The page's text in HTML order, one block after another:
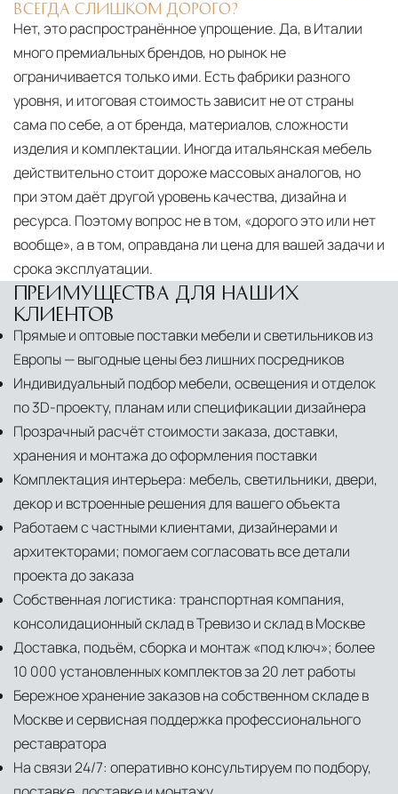
ВСЕГДА СЛИШКОМ ДОРОГО?
Нет, это распространённое упрощение. Да, в Италии
много премиальных брендов, но рынок не
ограничивается только ими. Есть фабрики разного
уровня, и итоговая стоимость зависит не от страны
сама по себе, а от бренда, материалов, сложности
изделия и комплектации. Иногда итальянская мебель
действительно стоит дороже массовых аналогов, но
при этом даёт другой уровень качества, дизайна и
ресурса. Поэтому вопрос не в том, «дорого это или нет
вообще», а в том, оправдана ли цена для вашей задачи и
срока эксплуатации.
ПРЕИМУЩЕСТВА ДЛЯ НАШИХ
КЛИЕНТОВ
Прямые и оптовые поставки мебели и светильников из
Европы — выгодные цены без лишних посредников
Индивидуальный подбор мебели, освещения и отделок
по 3D-проекту, планам или спецификации дизайнера
Прозрачный расчёт стоимости заказа, доставки,
хранения и монтажа до оформления поставки
Комплектация интерьера: мебель, светильники, двери,
декор и встроенные решения для вашего объекта
Работаем с частными клиентами, дизайнерами и
архитекторами; помогаем согласовать все детали
проекта до заказа
Собственная логистика: транспортная компания,
консолидационный склад в Тревизо и склад в Москве
Доставка, подъём, сборка и монтаж «под ключ»; более
10 000 установленных комплектов за 20 лет работы
Бережное хранение заказов на собственном складе в
Москве и сервисная поддержка профессионального
реставратора
На связи 24/7: оперативно консультируем по подбору,